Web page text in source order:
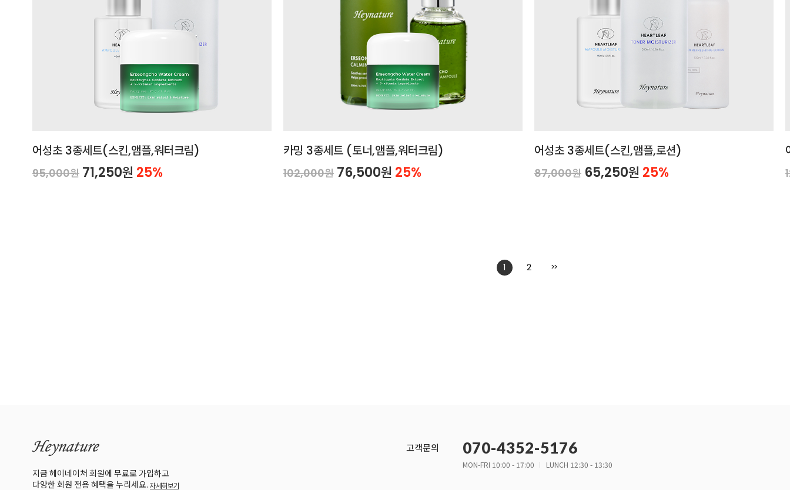
어성초 3종세트(스킨,앰플,워터크림)
95,000원 71,250원 25%
카밍 3종세트 (토너,앰플,워터크림)
102,000원 76,500원 25%
어성초 3종세트(스킨,앰플,로션)
87,000원 65,250원 25%
1 2 >>
지금 헤이네이처 회원에 무료로 가입하고
다양한 회원 전용 혜택을 누리세요. 자세히보기
고객문의 070-4352-5176
MON-FRI 10:00 - 17:00 LUNCH 12:30 - 13:30